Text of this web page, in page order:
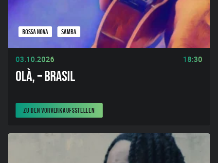
BOSSA NOVA SAMBA
03.10.2026 18:30
OLÀ, – BRASIL
ZU DEN VORVERKAUFSSTELLEN